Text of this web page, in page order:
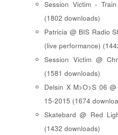
Session Victim -
(1802 downloads)
Patricia @ BIS Radio
(live performance)
Session Victim @
(1581 downloads)
Delsin X M>O>S 06
15-2015 (1674
Skatebard @ Red
(1432 downloads)